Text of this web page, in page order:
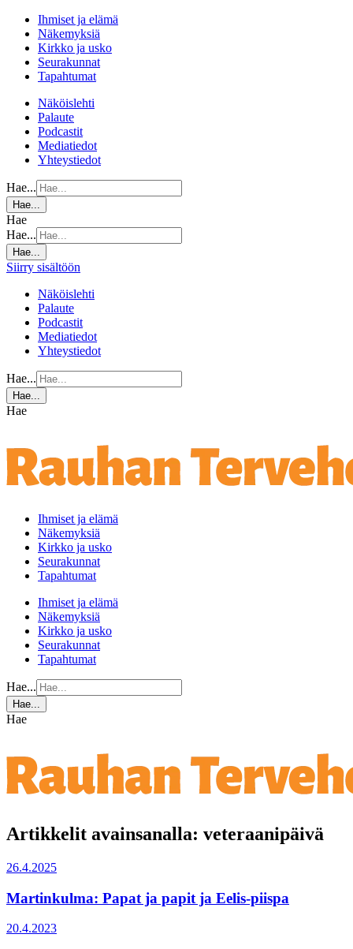
Ihmiset ja elämä
Näkemyksiä
Kirkko ja usko
Seurakunnat
Tapahtumat
Näköislehti
Palaute
Podcastit
Mediatiedot
Yhteystiedot
Hae...
Hae...
Hae
Hae...
Hae...
Siirry sisältöön
Näköislehti
Palaute
Podcastit
Mediatiedot
Yhteystiedot
Hae...
Hae...
Hae
Ihmiset ja elämä
Näkemyksiä
Kirkko ja usko
Seurakunnat
Tapahtumat
Ihmiset ja elämä
Näkemyksiä
Kirkko ja usko
Seurakunnat
Tapahtumat
Hae...
Hae...
Hae
Artikkelit avainsanalla: veteraanipäivä
26.4.2025
Martinkulma: Papat ja papit ja Eelis-piispa
20.4.2023